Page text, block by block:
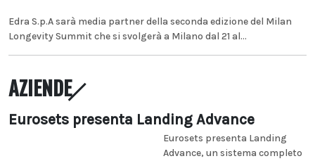
Edra S.p.A sarà media partner della seconda edizione del Milan
Longevity Summit che si svolgerà a Milano dal 21 al...
AZIENDE
Eurosets presenta Landing Advance
Eurosets presenta Landing
Advance, un sistema completo